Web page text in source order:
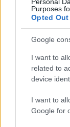
Purposes
Opted Out
Google
I want to
related to
device
I want to
Google for